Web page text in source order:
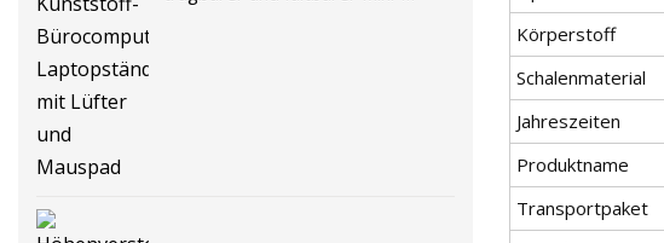
Körperstoff
Schalenmaterial
Jahreszeiten
Produktname
Transportpaket